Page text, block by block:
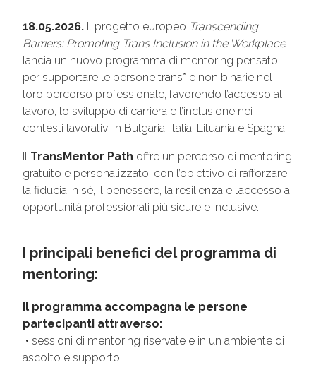
18.05.2026. Il progetto europeo Transcending
Barriers: Promoting Trans Inclusion in the Workplace
lancia un nuovo programma di mentoring pensato
per supportare le persone trans* e non binarie nel
loro percorso professionale, favorendo l’accesso al
lavoro, lo sviluppo di carriera e l’inclusione nei
contesti lavorativi in Bulgaria, Italia, Lituania e Spagna.
Il TransMentor Path offre un percorso di mentoring
gratuito e personalizzato, con l’obiettivo di rafforzare
la fiducia in sé, il benessere, la resilienza e l’accesso a
opportunità professionali più sicure e inclusive.
I principali benefici del programma di
mentoring:
Il programma accompagna le persone
partecipanti attraverso:
• sessioni di mentoring riservate e in un ambiente di
ascolto e supporto;